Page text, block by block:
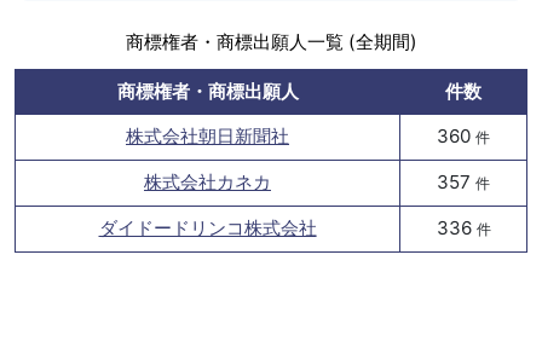
商標権者・商標出願人一覧 (全期間)
商標権者・商標出願人
件数
株式会社朝日新聞社
360 件
株式会社カネカ 357 件
ダイドードリンコ株式会社 336 件